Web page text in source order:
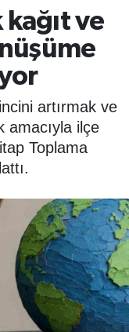
ve
artırmak ve
amacıyla ilçe
Toplama